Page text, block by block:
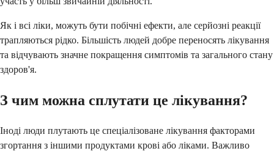
Як і всі ліки, можуть бути побічні ефекти, але серйозні реакції
трапляються рідко. Більшість людей добре переносять лікування
та відчувають значне покращення симптомів та загального стану
здоров'я.
З чим можна сплутати це лікування?
Іноді люди плутають це спеціалізоване лікування факторами
згортання з іншими продуктами крові або ліками. Важливо